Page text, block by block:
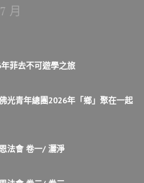
月
菲去不可遊學之旅
光青年總團2026年「鄉」聚在一起
法會 卷一/ 灑淨